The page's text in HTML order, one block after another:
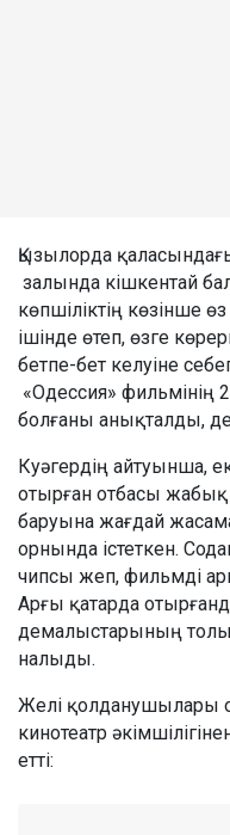
Қызылорда
залында кішкентай
көпшіліктің көзінше өз
ішінде өтеп, өзге
бетпе-бет келуіне
«Одессия» фильмінің
болғаны анықталды,
Куәгердің айтуынша,
отырған отбасы
баруына жағдай
орнында істеткен.
чипсы жеп, фильмді
Арғы қатарда
демалыстарының
налыды.
Желі қолданушылары
кинотеатр
етті: